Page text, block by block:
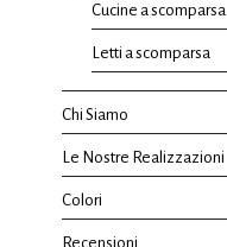
Cucine a scomparsa
Letti a scomparsa
Chi Siamo
Le Nostre Realizzazioni
Colori
Recensioni